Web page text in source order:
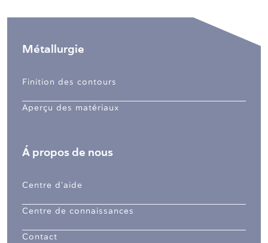
Métallurgie
Finition des contours
Aperçu des matériaux
Á propos de nous
Centre d’aide
Centre de connaissances
Contact